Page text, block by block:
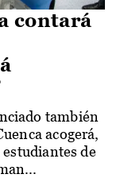
contará
también
acogerá,
de